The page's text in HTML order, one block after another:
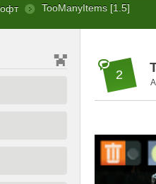
TooManyItems [1.5]
2